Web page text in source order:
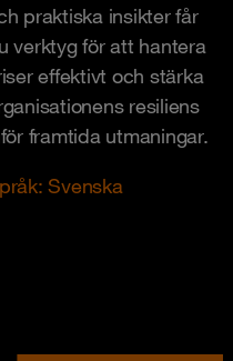
praktiska insikter får
verktyg för att hantera
effektivt och stärka
resiliens
framtida utmaningar.
Svenska